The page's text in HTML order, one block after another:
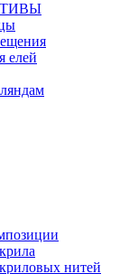
елей
нитей